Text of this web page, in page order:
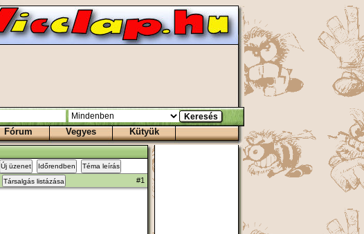
Fórum Vegyes Kütyük
Új üzenet Időrendben Téma leírás
Társalgás listázása #1